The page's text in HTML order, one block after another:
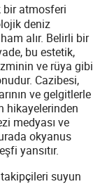
bir atmosferi
deniz
alır. Belirli bir
bu estetik,
ve rüya gibi
Cazibesi,
ve gelgitlerle
hikayelerinden
medyası ve
okyanus
yansıtır.
suyun